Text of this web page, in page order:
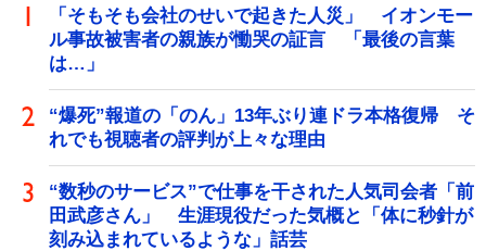
「そもそも会社のせいで起きた人災」 イオンモー
ル事故被害者の親族が慟哭の証言 「最後の言葉
は…」
“爆死”報道の「のん」13年ぶり連ドラ本格復帰 そ
れでも視聴者の評判が上々な理由
“数秒のサービス”で仕事を干された人気司会者「前
田武彦さん」 生涯現役だった気概と「体に秒針が
刻み込まれているような」話芸